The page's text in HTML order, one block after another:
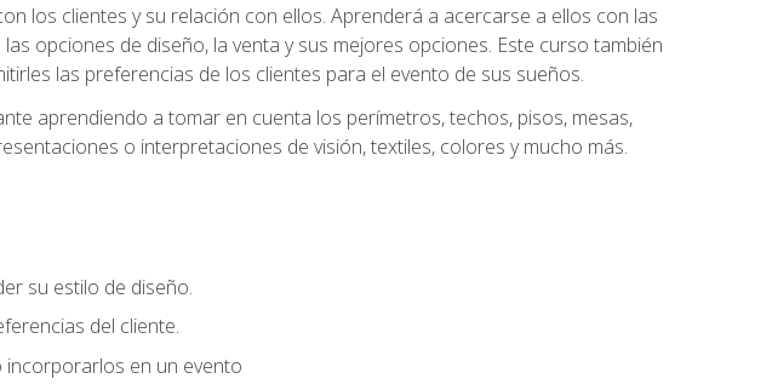
los clientes y su relación con ellos. Aprenderá a acercarse a ellos con las
opciones de diseño, la venta y sus mejores opciones. Este curso también
las preferencias de los clientes para el evento de sus sueños.
aprendiendo a tomar en cuenta los perímetros, techos, pisos, mesas,
o interpretaciones de visión, textiles, colores y mucho más.
su estilo de diseño.
del cliente.
en un evento